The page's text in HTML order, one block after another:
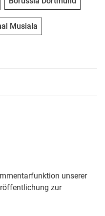
Musiala
unserer
zur